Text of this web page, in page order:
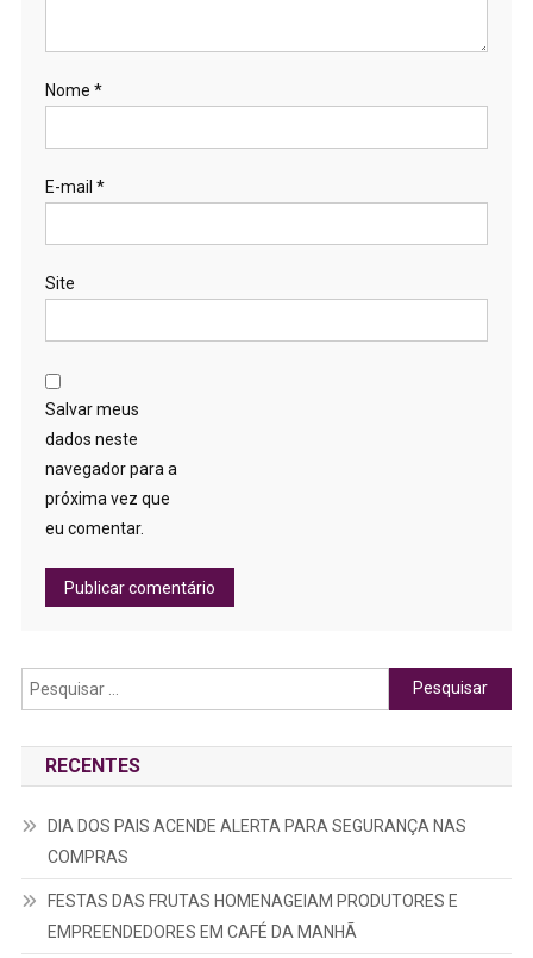
Nome *
E-mail *
Site
Salvar meus
dados neste
navegador para a
próxima vez que
eu comentar.
Pesquisar
por:
RECENTES
DIA DOS PAIS ACENDE ALERTA PARA SEGURANÇA NAS
COMPRAS
FESTAS DAS FRUTAS HOMENAGEIAM PRODUTORES E
EMPREENDEDORES EM CAFÉ DA MANHÃ